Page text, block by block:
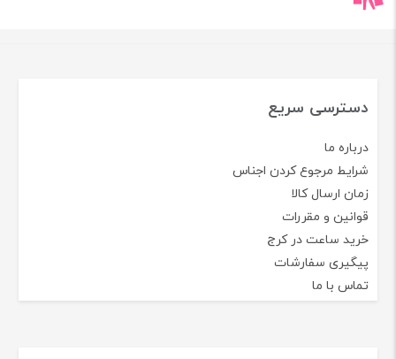
دسترسی سریع
درباره ما
شرایط مرجوع کردن اجناس
زمان ارسال کالا
قوانین و مقررات
خرید ساعت در کرج
پیگیری سفارشات
تماس با ما